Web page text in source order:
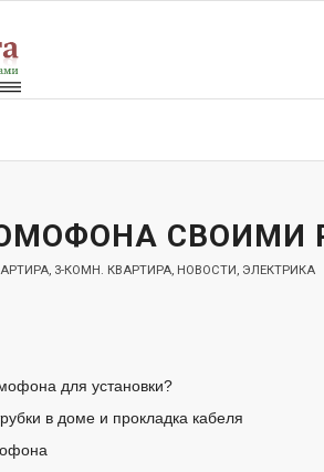
СВОИМИ
, 3-КОМН. КВАРТИРА, НОВОСТИ, ЭЛЕКТРИКА
для установки?
в доме и прокладка кабеля